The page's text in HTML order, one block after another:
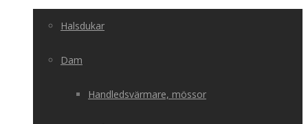
Halsdukar
Dam
Handledsvärmare, mössor